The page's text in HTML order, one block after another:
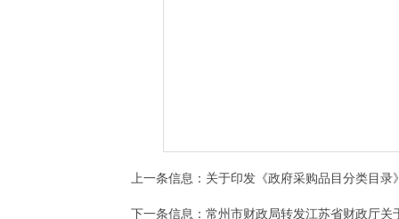
上一条信息： 关于印发《政府采购品目分类目录
下一条信息： 常州市财政局转发江苏省财政厅